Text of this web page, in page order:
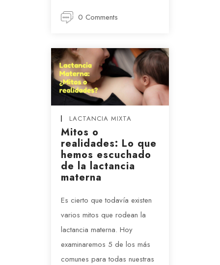
0 Comments
LACTANCIA MIXTA
Mitos o
realidades: Lo que
hemos escuchado
de la lactancia
materna
Es cierto que todavía existen
varios mitos que rodean la
lactancia materna. Hoy
examinaremos 5 de los más
comunes para todas nuestras